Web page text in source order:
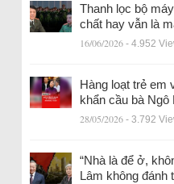
Thanh lọc bộ
chất hay vẫn là
16/06/2026 - 4.952
Hàng loạt trẻ em
khẩn cầu bà
28/05/2026 - 3.792
“Nhà là để ở,
Lâm không đánh